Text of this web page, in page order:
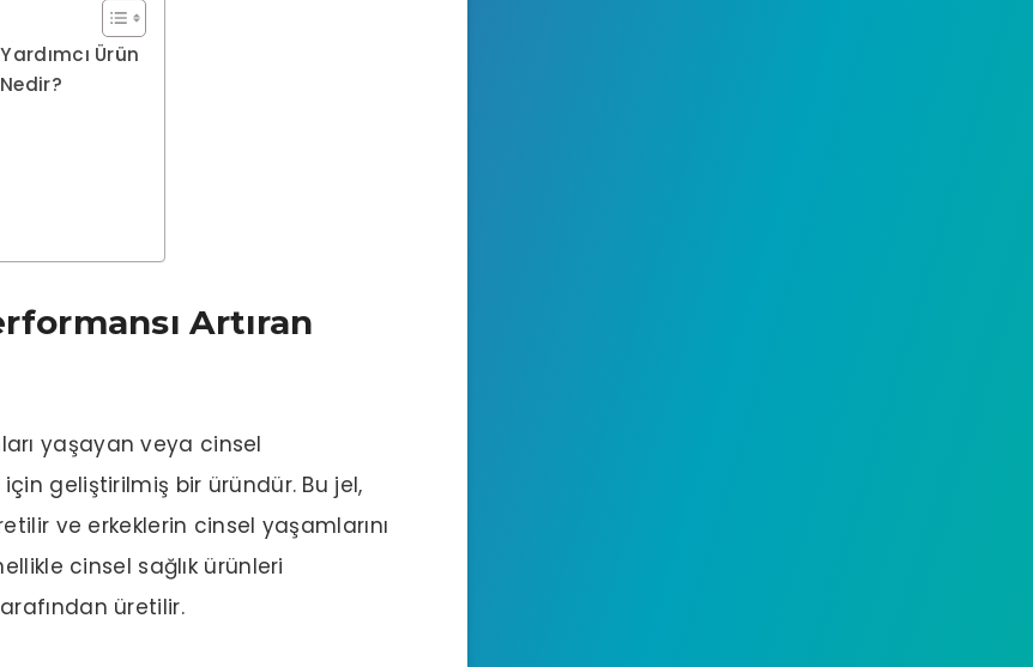
Ürün
Artıran
yaşayan veya cinsel
geliştirilmiş bir üründür. Bu jel,
ve erkeklerin cinsel yaşamlarını
cinsel sağlık ürünleri
üretilir.